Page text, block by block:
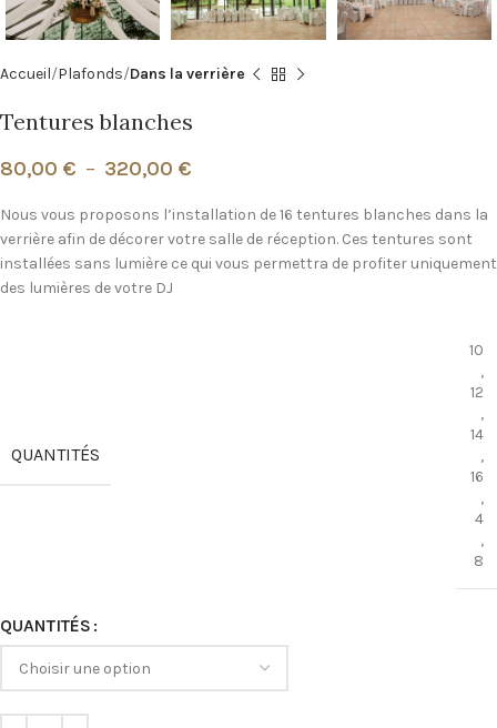
Accueil Plafonds Dans la verrière
Tentures blanches
80,00 € – 320,00 €
Nous vous proposons l’installation de 16 tentures blanches dans la
verrière afin de décorer votre salle de réception. Ces tentures sont
installées sans lumière ce qui vous permettra de profiter uniquement
des lumières de votre DJ
QUANTITÉS
10
,
12
,
14
,
16
,
4
,
8
QUANTITÉS